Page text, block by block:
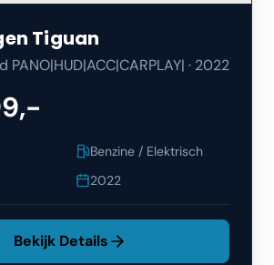
Tiguan
PANO|HUD|ACC|CARPLAY| · 2022
Benzine / Elektrisch
2022
Bekijk Details